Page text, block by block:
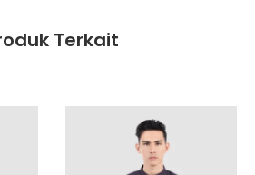
Terkait